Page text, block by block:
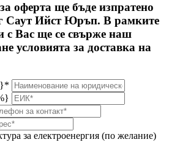
оферта ще бъде изпратено
Саут Ийст Юръп. В рамките
с Вас ще се свърже наш
условията за доставка на
за електроенергия (по желание)